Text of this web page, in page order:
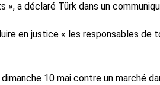
a déclaré Türk dans un
en justice « les responsables de
10 mai contre un marché